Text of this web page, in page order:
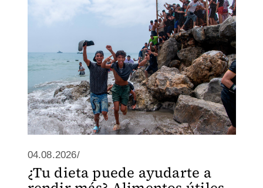
04.08.2026/
¿Tu dieta puede ayudarte a